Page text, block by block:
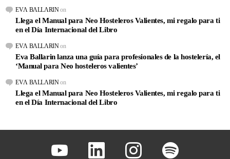
EVΛ BΛLLΛRINon
Llega el Manual para Neo Hosteleros Valientes, mi regalo para ti
en el Día Internacional del Libro
EVΛ BΛLLΛRINon
Eva Ballarin lanza una guía para profesionales de la hostelería, el
‘Manual para Neo hosteleros valientes’
EVΛ BΛLLΛRINon
Llega el Manual para Neo Hosteleros Valientes, mi regalo para ti
en el Día Internacional del Libro
Youtube Linkedin Instagram Spotify